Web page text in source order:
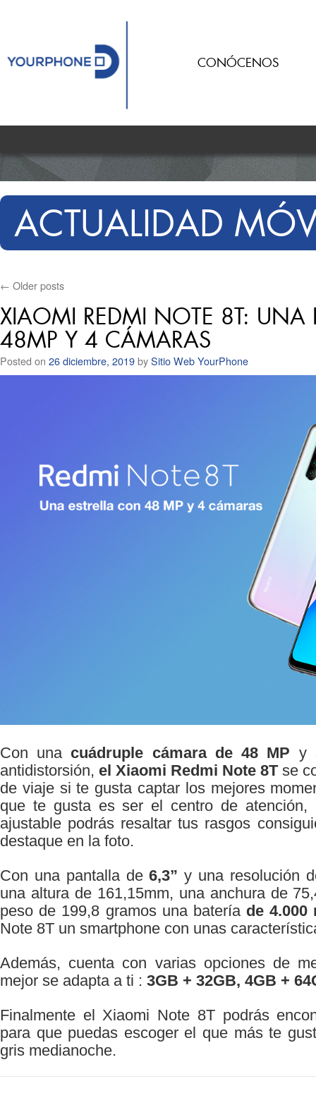
CONÓCENOS
ACTUALIDAD
← Older posts
XIAOMI REDMI NOTE 8T: UNA
48MP Y 4 CÁMARAS
Posted on 26 diciembre, 2019bySitio Web YourPhone
Con una cuádruple cámara de 48 MP y
antidistorsión, el Xiaomi Redmi Note 8Tse
de viaje si te gusta captar los mejores
que te gusta es ser el centro de atención,
ajustable podrás resaltar tus rasgos
destaque en la foto.
Con una pantalla de6,3”y una resolución
una altura de 161,15mm, una anchura de
peso de 199,8 gramos una batería de 4.000
Note 8T un smartphone con unas
Además, cuenta con varias opciones de
mejor se adapta a ti : 3GB + 32GB, 4GB +
Finalmente el Xiaomi Note 8T podrás
para que puedas escoger el que más te
gris medianoche.